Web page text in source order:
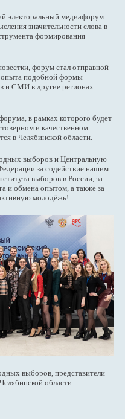
электоральный медиафорум
значительности слова в
формирования
форум стал отправной
опыта подобной формы
и СМИ в другие регионах
в рамках которого будет
и качественном
в Челябинской области.
выборов и Центральную
за содействие нашим
выборов в России, за
и обмена опытом, а также за
молодёжь!
выборов, представители
области